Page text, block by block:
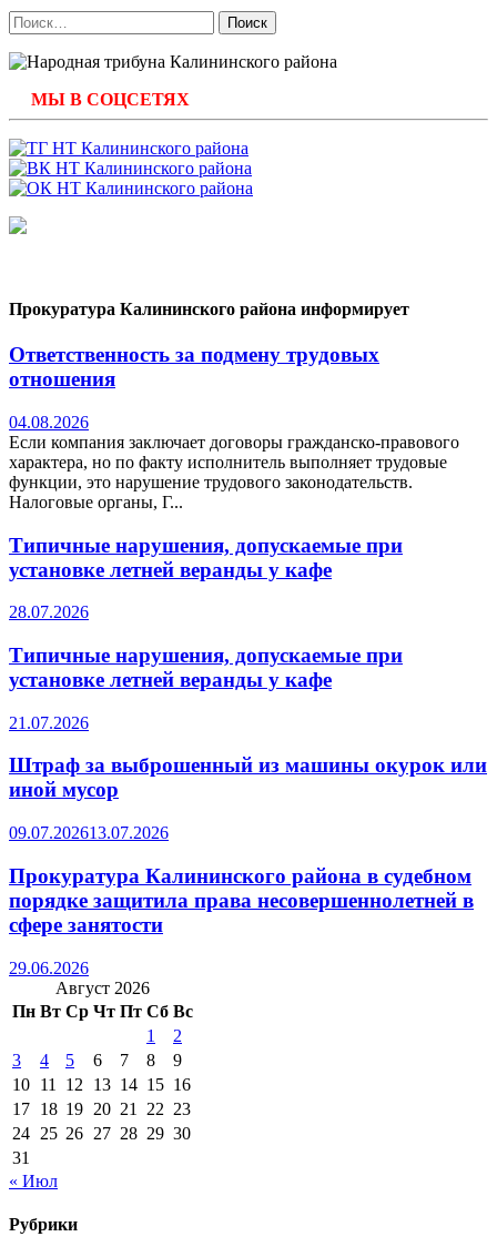
Найти:
МЫ В СОЦСЕТЯХ
Прокуратура Калининского района информирует
Ответственность за подмену трудовых
отношения
04.08.2026
Если компания заключает договоры гражданско-правового
характера, но по факту исполнитель выполняет трудовые
функции, это нарушение трудового законодательств.
Налоговые органы, Г...
Типичные нарушения, допускаемые при
установке летней веранды у кафе
28.07.2026
Типичные нарушения, допускаемые при
установке летней веранды у кафе
21.07.2026
Штраф за выброшенный из машины окурок или
иной мусор
09.07.202613.07.2026
Прокуратура Калининского района в судебном
порядке защитила права несовершеннолетней в
сфере занятости
29.06.2026
Август 2026
Пн Вт Ср Чт Пт Сб Вс
1
2
3
4 5 6 7 8
9
10 11 12 13 14 15 16
17 18 19 20 21 22 23
24 25 26 27 28 29 30
31
« Июл
Рубрики